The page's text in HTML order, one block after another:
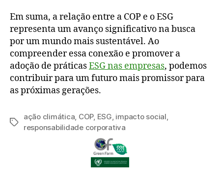
Em suma, a relação entre a COP e o ESG
representa um avanço significativo na busca
por um mundo mais sustentável. Ao
compreender essa conexão e promover a
adoção de práticasESG nas empresas, podemos
contribuir para um futuro mais promissor para
as próximas gerações.
ação climática, COP, ESG, impacto social,
responsabilidade corporativa